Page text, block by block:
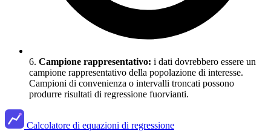
6. Campione rappresentativo: i dati dovrebbero essere un
campione rappresentativo della popolazione di interesse.
Campioni di convenienza o intervalli troncati possono
produrre risultati di regressione fuorvianti.
Calcolatore di equazioni di regressione